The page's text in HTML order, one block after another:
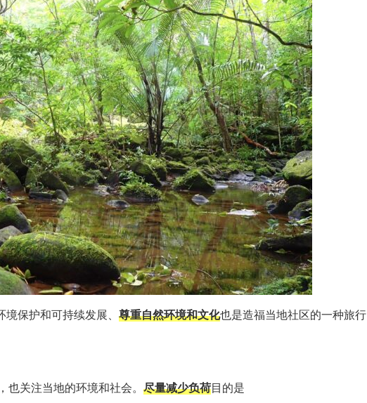
保护和可持续发展、 尊重自然环境和文化也是造福当地社区的一种旅行
关注当地的环境和社会。 尽量减少负荷目的是